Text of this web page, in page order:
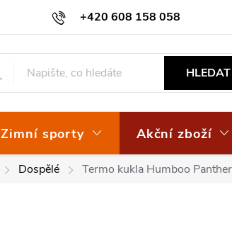
+420 608 158 058
Osvědčení EKO-KOM
HLEDAT
Zimní sporty Akční zboží
Dospělé Termo kukla Humboo